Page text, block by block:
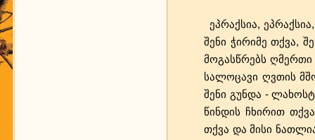
ეპრაქსია,
შენი ჭირიმე თქვა,
მოგასწრებს ღმერთი
სალოცავი ღვთის
შენი გუნდა -
წინდის ჩხირით
თქვა და მისი